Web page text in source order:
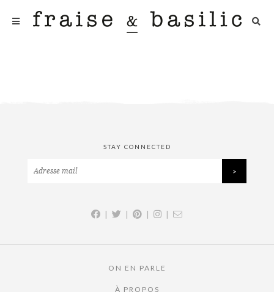
STAY CONNECTED
| | | |
ON EN PARLE
À PROPOS